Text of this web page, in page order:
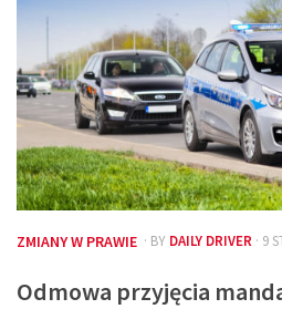
ZMIANY W PRAWIE · BY DAILY DRIVER · 9
Odmowa przyjęcia